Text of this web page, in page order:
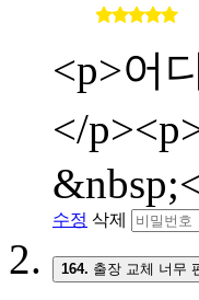
<p>어
</
수정 삭제
164. 출장 교체 너무